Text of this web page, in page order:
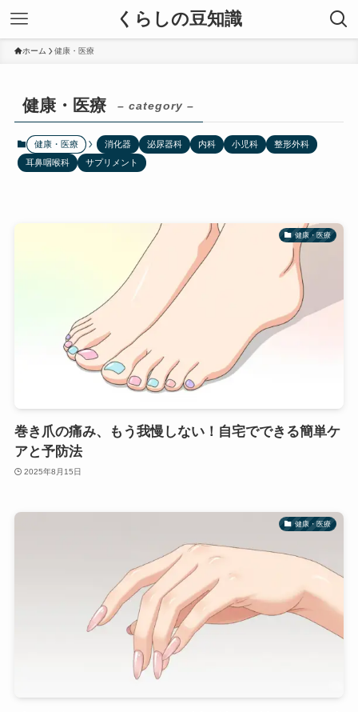
くらしの豆知識
ホーム 健康・医療
健康・医療 – category –
健康・医療 消化器 泌尿器科 内科 小児科
整形外科
耳鼻咽喉科
サプリメント
健康・医療
巻き爪の痛み、もう我慢しない！自宅でできる簡単ケ
アと予防法
2025年8月15日
健康・医療